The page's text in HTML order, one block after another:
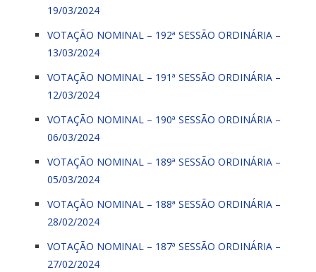
19/03/2024
VOTAÇÃO NOMINAL – 192ª SESSÃO ORDINÁRIA –
13/03/2024
VOTAÇÃO NOMINAL – 191ª SESSÃO ORDINÁRIA –
12/03/2024
VOTAÇÃO NOMINAL – 190ª SESSÃO ORDINÁRIA –
06/03/2024
VOTAÇÃO NOMINAL – 189ª SESSÃO ORDINÁRIA –
05/03/2024
VOTAÇÃO NOMINAL – 188ª SESSÃO ORDINÁRIA –
28/02/2024
VOTAÇÃO NOMINAL – 187ª SESSÃO ORDINÁRIA –
27/02/2024